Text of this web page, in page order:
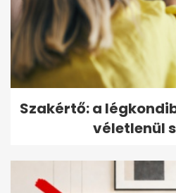
Szakértő: a
véletlenül